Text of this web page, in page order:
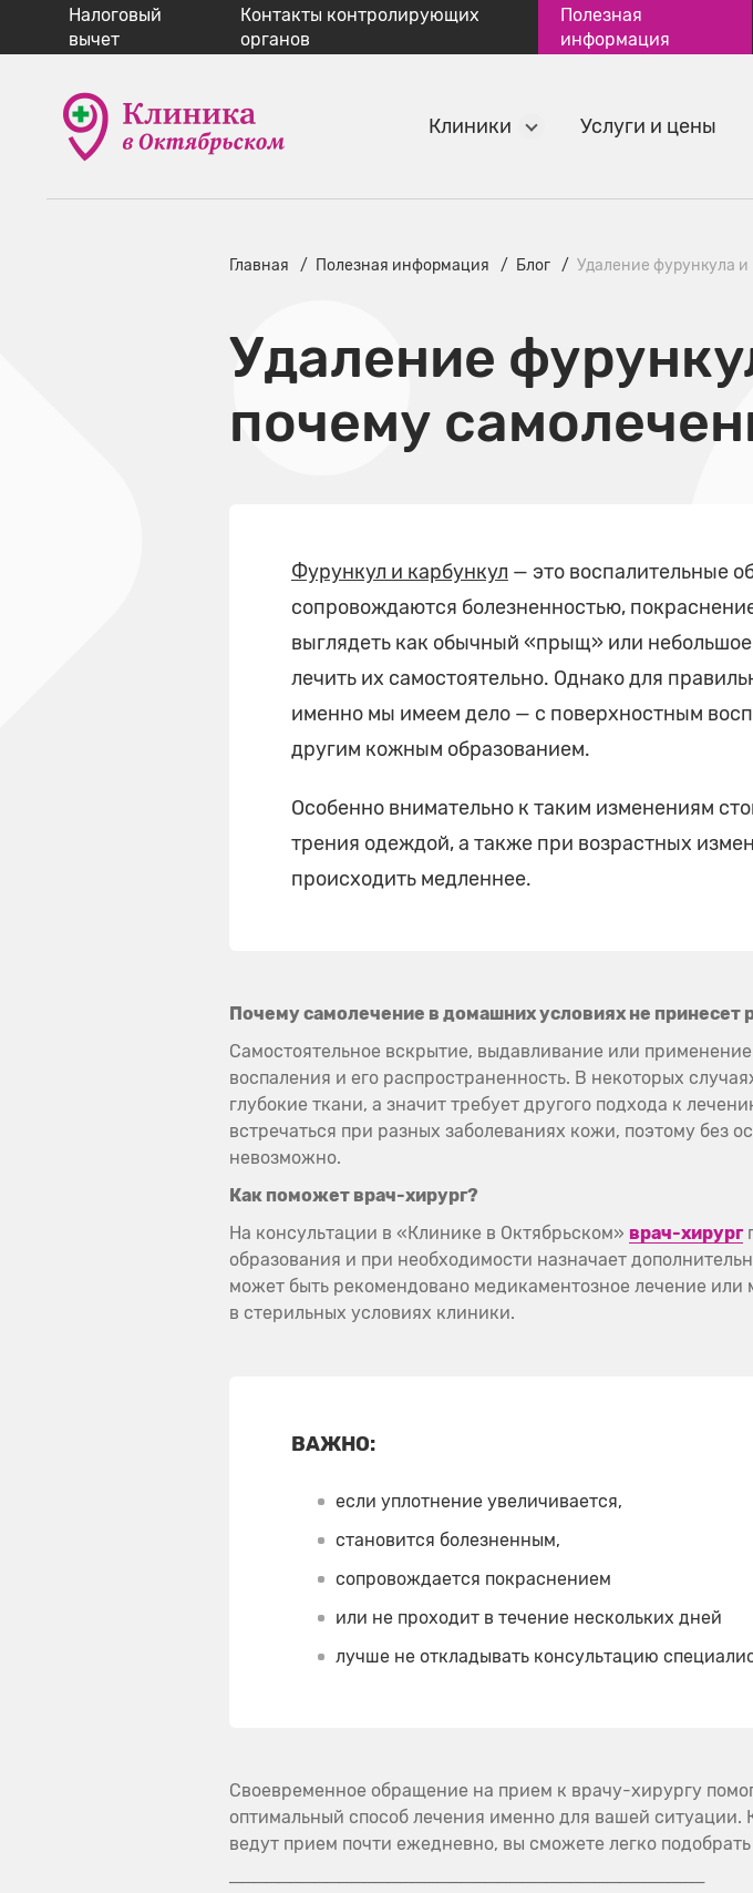
Налоговый
вычет
Контакты контролирующих
органов
Полезная
информация
Клиники Услуги и цены
Главная Полезная информация Блог Удаление фурункула
Удаление
почему
Фурункул и карбункул — это воспалительные
сопровождаются болезненностью,
выглядеть как обычный «прыщ» или
лечить их самостоятельно. Однако для
именно мы имеем дело — с поверхностным
другим кожным образованием.
Особенно внимательно к таким изменениям
трения одеждой, а также при возрастных
происходить медленнее.
Почему самолечение в домашних условиях не принесет
Самостоятельное вскрытие, выдавливание или
воспаления и его распространенность. В некоторых
глубокие ткани, а значит требует другого подхода к
встречаться при разных заболеваниях кожи, поэтому без
невозможно.
Как поможет врач-хирург?
На консультации в «Клинике в Октябрьском» врач-хирург
образования и при необходимости назначает
может быть рекомендовано медикаментозное лечение
в стерильных условиях клиники.
ВАЖНО:
если уплотнение увеличивается,
становится болезненным,
сопровождается покраснением
или не проходит в течение нескольких дней
лучше не откладывать консультацию
Своевременное обращение на прием к врачу-хирургу
оптимальный способ лечения именно для вашей ситуации.
ведут прием почти ежедневно, вы сможете легко
───────────────────────────────────────